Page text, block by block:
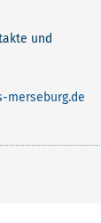
und
merseburg.de